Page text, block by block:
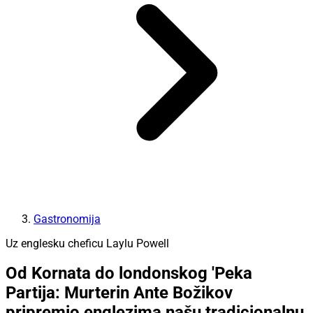
Gastronomija
Uz englesku cheficu Laylu Powell
Od Kornata do londonskog 'Peka
Partija: Murterin Ante Božikov